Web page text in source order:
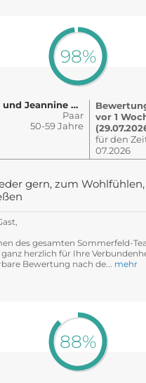
98%
Von Stefan und Jeannine Wandrey
Paar
50-59 Jahre
vor 1
für den
07.2026
gern, zum
des gesamten Sommerfeld-
herzlich für Ihre
Bewertung nach de... mehr
88%